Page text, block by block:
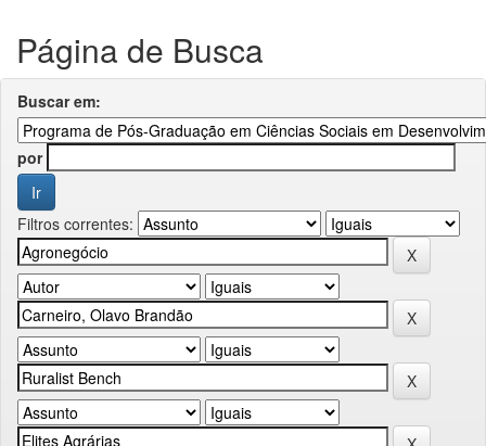
Página de Busca
Buscar em:
por
Filtros correntes: